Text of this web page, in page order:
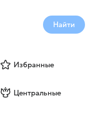
Найти
Избранные
Центральные